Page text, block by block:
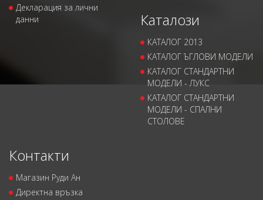
Декларация за лични
данни
Каталози
КАТАЛОГ 2013
КАТАЛОГ ЪГЛОВИ МОДЕЛИ
КАТАЛОГ СТАНДАРТНИ
МОДЕЛИ - ЛУКС
КАТАЛОГ СТАНДАРТНИ
МОДЕЛИ - СПАЛНИ
СТОЛОВЕ
Контакти
Магазин Руди Ан
Директна връзка